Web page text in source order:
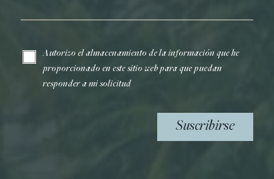
Autorizo el almacenamiento de la información que he
proporcionado en este sitio web para que puedan
responder a mi solicitud
Suscribirse